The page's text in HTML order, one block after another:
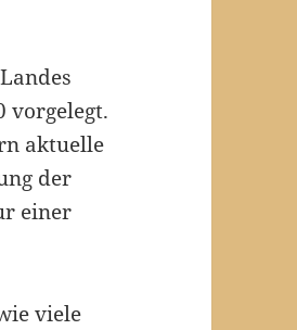
vorgelegt.
aktuelle
der
einer
viele